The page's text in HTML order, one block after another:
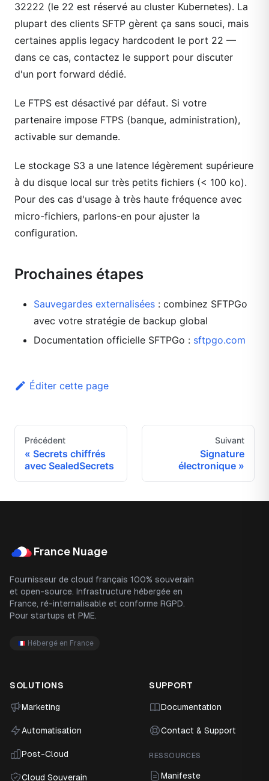
32222 (le 22 est réservé au cluster Kubernetes). La
plupart des clients SFTP gèrent ça sans souci, mais
certaines applis legacy hardcodent le port 22 —
dans ce cas, contactez le support pour discuter
d'un port forward dédié.
Le FTPS est désactivé par défaut. Si votre
partenaire impose FTPS (banque, administration),
activable sur demande.
Le stockage S3 a une latence légèrement supérieure
à du disque local sur très petits fichiers (< 100 ko).
Pour des cas d'usage à très haute fréquence avec
micro-fichiers, parlons-en pour ajuster la
configuration.
Prochaines étapes
Sauvegardes externalisées : combinez SFTPGo
avec votre stratégie de backup global
Documentation officielle SFTPGo : sftpgo.com
Éditer cette page
Précédent
Secrets chiffrés
avec SealedSecrets
Suivant
Signature
électronique
France Nuage
Fournisseur de cloud français 100% souverain
et open-source. Infrastructure hébergée en
France, ré-internalisable et conforme RGPD.
Pour startups et PME.
Hébergé en France
SOLUTIONS
Marketing
Automatisation
Post-Cloud
Cloud Souverain
SUPPORT
Documentation
Contact & Support
RESSOURCES
Manifeste